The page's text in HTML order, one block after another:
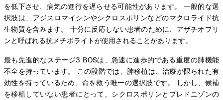
を低下させ、病気の進行を遅らせる可能性があります。 一般的な選
択肢は、アジスロマイシンやシクロスポリンなどのマクロライド抗
生物質を含みます。 十分に反応しない患者のために、アザチオプリ
ンと呼ばれる抗メチボライトが使用されることがあります。
最も先進的なステージ3 BOSは、急速に進歩的である重度の肺機能
不全を持っています。 この段階では、肺移植は、治療が限られた有
効性を持っているため、命を救う唯一の選択肢です。 しかし、候補
を移植していない患者にとって、シクロスポリンとプレドニゾンの